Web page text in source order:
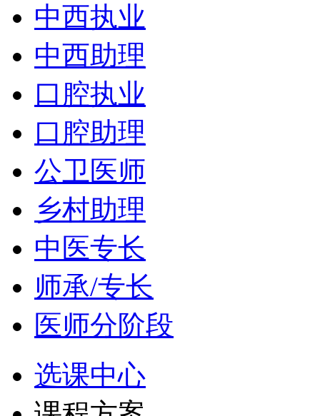
中西执业
中西助理
口腔执业
口腔助理
公卫医师
乡村助理
中医专长
师承/专长
医师分阶段
选课中心